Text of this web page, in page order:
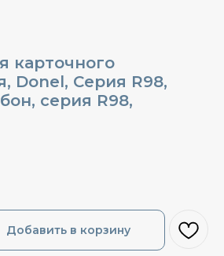
карточного
Donel, Cерия R98,
серия R98,
Добавить в корзину